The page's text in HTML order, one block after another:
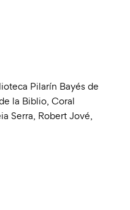
Pilarín Bayés de
la Biblio, Coral
Serra, Robert Jové,